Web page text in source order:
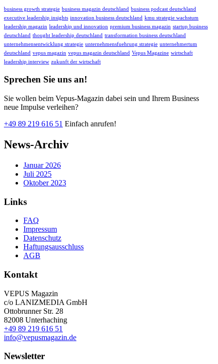
business growth strategie business magazin deutschland business podcast deutschland
executive leadership insights innovation business deutschland kmu strategie wachstum
leadership magazin leadership und innovation premium business magazin startup business
deutschland thought leadership deutschland transformation business deutschland
unternehmensentwicklung strategie unternehmensfuehrung strategie unternehmertum
deutschland vepus magazin vepus magazin deutschland Vepus Magazine wirtschaft
leadership interview zukunft der wirtschaft
Sprechen Sie uns an!
Sie wollen beim Vepus-Magazin dabei sein und Ihrem Business
neue Impulse verleihen?
+49 89 219 616 51 Einfach anrufen!
News-Archiv
Januar 2026
Juli 2025
Oktober 2023
Links
FAQ
Impressum
Datenschutz
Haftungsausschluss
AGB
Kontakt
VEPUS Magazin
c/o LANIZMEDIA GmbH
Ottobrunner Str. 28
82008 Unterhaching
+49 89 219 616 51
info@vepusmagazin.de
Newsletter